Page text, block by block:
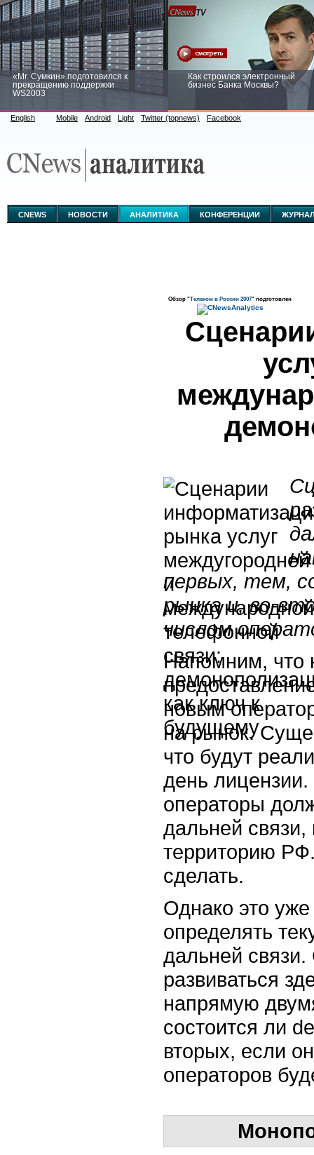
«Mr. Сумкин» подготовился к
прекращению поддержки
WS2003
Как строился электронный
бизнес Банка Москвы?
аналитике
English Mobile Android Light Twitter (topnews) Facebook
CNEWS НОВОСТИ АНАЛИТИКА КОНФЕРЕНЦИИ
Обзор "Телеком в России 2007" подготовлен
первых, тем,
рынка и, во-
числом
Напомним, что
новым
на рынок.
что будут
день
операторы
дальней
территорию
сделать.
Однако это
определять
дальней
развиваться
напрямую
состоится ли
вторых, если
операторов